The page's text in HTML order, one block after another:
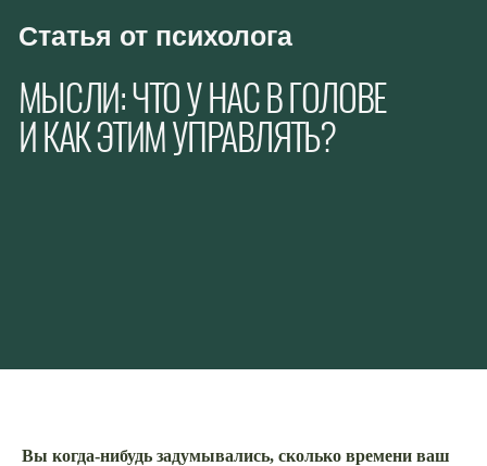
И КАК ЭТИМ УПРАВЛЯТЬ?
Вы когда-нибудь задумывались, сколько времени ваш